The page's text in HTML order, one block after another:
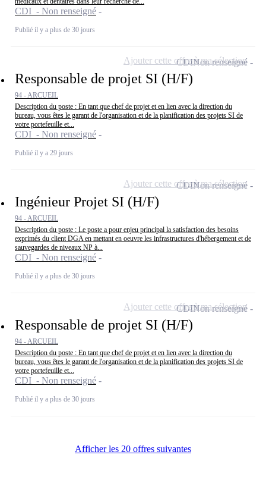
CDI - Non renseigné
Publié il y a plus de 30 jours
Responsable de projet SI (H/F)
94 - ARCUEIL
Description du poste : En tant que chef de projet et en lien avec la direction du
bureau, vous êtes le garant de l'organisation et de la planification des projets SI de
votre portefeuille et...
CDI - Non renseigné
Publié il y a 29 jours
CDINon renseigné
Ajouter cette offre à ma sélection
Ingénieur Projet SI (H/F)
94 - ARCUEIL
Description du poste : Le poste a pour enjeu principal la satisfaction des besoins
exprimés du client DGA en mettant en oeuvre les infrastructures d'hébergement et de
sauvegardes de niveaux NP à...
CDI - Non renseigné
Publié il y a plus de 30 jours
CDINon renseigné
Ajouter cette offre à ma sélection
Responsable de projet SI (H/F)
94 - ARCUEIL
Description du poste : En tant que chef de projet et en lien avec la direction du
bureau, vous êtes le garant de l'organisation et de la planification des projets SI de
votre portefeuille et...
CDI - Non renseigné
Publié il y a plus de 30 jours
CDINon renseigné
Ajouter cette offre à ma sélection
Afficher les 20 offres suivantes